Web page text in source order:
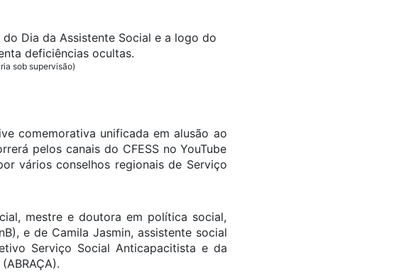
sob supervisão)
comemorativa unificada em alusão ao
pelos canais do CFESS no YouTube
vários conselhos regionais de Serviço
mestre e doutora em política social,
e de Camila Jasmin, assistente social
Serviço Social Anticapacitista e da